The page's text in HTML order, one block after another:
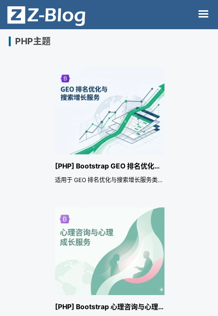
PHP主题
[PHP] Bootstrap GEO 排名优化与搜索增长服务企业官网主题
适用于 GEO 排名优化与搜索增长服务类官网，覆盖 GEO、SEO、AI 搜索可见性、内容增长、品牌问答覆盖、知识库建设和搜索策略顾问等应用场景。主题重点提供响应式页面、预约诊断或留言表单、前端多语言、SEO 与网站数据结构化、行业演示数据导入和展示风格配置，便于快速搭建专业官网，并持续承载服务介绍、增长案例、观点内容和长期线索转化。
[PHP] Bootstrap 心理咨询与心理成长服务企业官网主题